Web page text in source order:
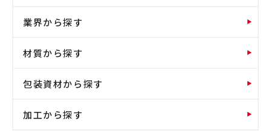
業界から探す
材質から探す
包装資材から探す
加工から探す